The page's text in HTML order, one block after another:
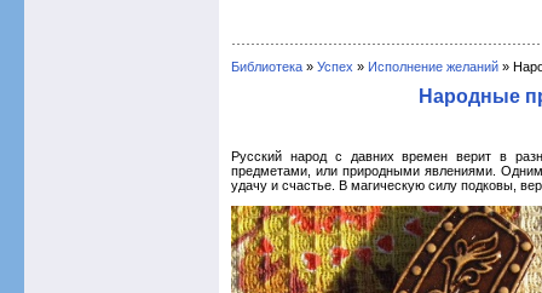
Библиотека » Успех » Исполнение желаний »
Народные
Русский народ с давних времен верит в
предметами, или природными явлениями.
удачу и счастье. В магическую силу подковы,